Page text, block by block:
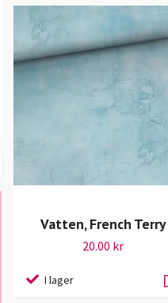
Vatten, French Terry
20.00 kr
I lager